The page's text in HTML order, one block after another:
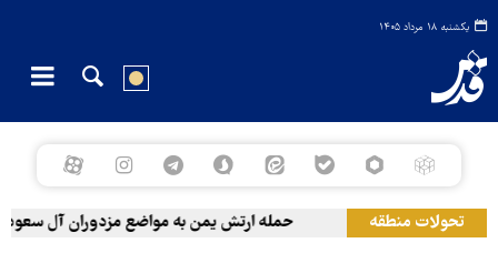
یکشنبه ۱۸ مرداد ۱۴۰۵
تحولات منطقه حمله ارتش یمن به مواضع مزدوران آل سعود